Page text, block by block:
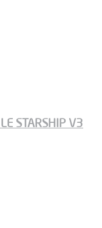
STARSHIP V3